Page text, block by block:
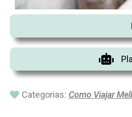
Categorias: Como Viajar